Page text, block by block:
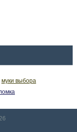
муки выбора